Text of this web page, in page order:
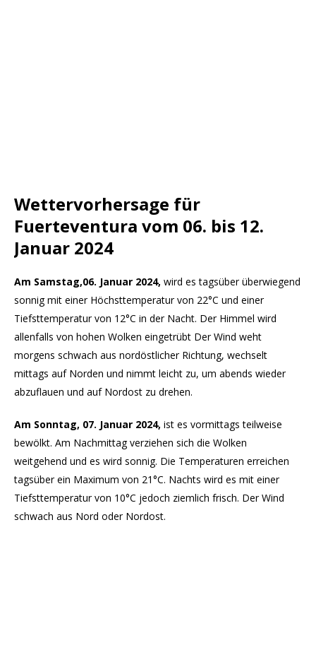
Wettervorhersage für
Fuerteventura vom 06. bis 12.
Januar 2024
Am Samstag,06. Januar 2024, wird es tagsüber überwiegend
sonnig mit einer Höchsttemperatur von 22°C und einer
Tiefsttemperatur von 12°C in der Nacht. Der Himmel wird
allenfalls von hohen Wolken eingetrübt Der Wind weht
morgens schwach aus nordöstlicher Richtung, wechselt
mittags auf Norden und nimmt leicht zu, um abends wieder
abzuflauen und auf Nordost zu drehen.
Am Sonntag, 07. Januar 2024, ist es vormittags teilweise
bewölkt. Am Nachmittag verziehen sich die Wolken
weitgehend und es wird sonnig. Die Temperaturen erreichen
tagsüber ein Maximum von 21°C. Nachts wird es mit einer
Tiefsttemperatur von 10°C jedoch ziemlich frisch. Der Wind
schwach aus Nord oder Nordost.